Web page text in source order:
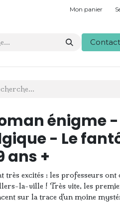
Mon panier
énigme -
- Le
ans +
très excités : les professeurs ont
la-ville ! Très vite, les
sur la trace d'un moine